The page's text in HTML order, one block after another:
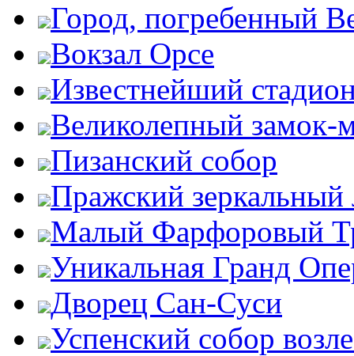
Город, погребенный
Вокзал Орсе
Известнейший
Великолепный
Пизанский собор
Пражский зеркальный
Малый Фарфоровый
Уникальная Гранд
Дворец Сан-Суси
Успенский собор